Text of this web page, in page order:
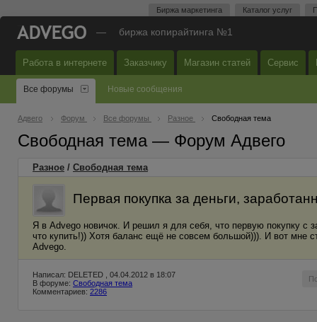
Биржа маркетинга Каталог услуг
— биржа копирайтинга №1
Работа в интернете Заказчику Магазин статей Сервис
Все форумы Новые сообщения
Адвего Форум Все форумы Разное Свободная тема
Свободная тема — Форум Адвего
Разное / Свободная тема
Первая покупка за деньги,
Я в Advego новичок. И решил я для себя, что первую покупку с
что купить!)) Хотя баланс ещё не совсем большой))). И вот мне
Advego.
Написал: DELETED , 04.04.2012 в 18:07
В форуме: Свободная тема
Комментариев: 2286